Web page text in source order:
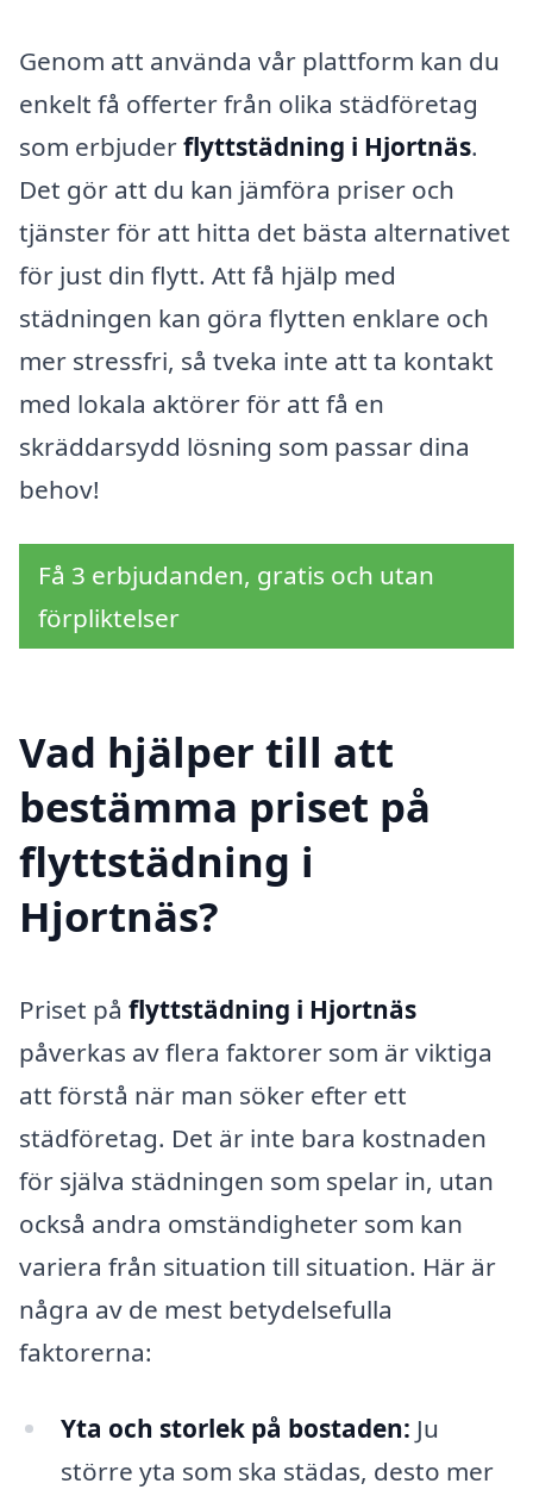
Genom att använda vår plattform kan du
enkelt få offerter från olika städföretag
som erbjuderflyttstädning i Hjortnäs.
Det gör att du kan jämföra priser och
tjänster för att hitta det bästa alternativet
för just din flytt. Att få hjälp med
städningen kan göra flytten enklare och
mer stressfri, så tveka inte att ta kontakt
med lokala aktörer för att få en
skräddarsydd lösning som passar dina
behov!
Få 3 erbjudanden, gratis och utan
förpliktelser
Vad hjälper till att
bestämma priset på
flyttstädning i
Hjortnäs?
Priset på flyttstädning i Hjortnäs
påverkas av flera faktorer som är viktiga
att förstå när man söker efter ett
städföretag. Det är inte bara kostnaden
för själva städningen som spelar in, utan
också andra omständigheter som kan
variera från situation till situation. Här är
några av de mest betydelsefulla
faktorerna:
Yta och storlek på bostaden: Ju
större yta som ska städas, desto mer